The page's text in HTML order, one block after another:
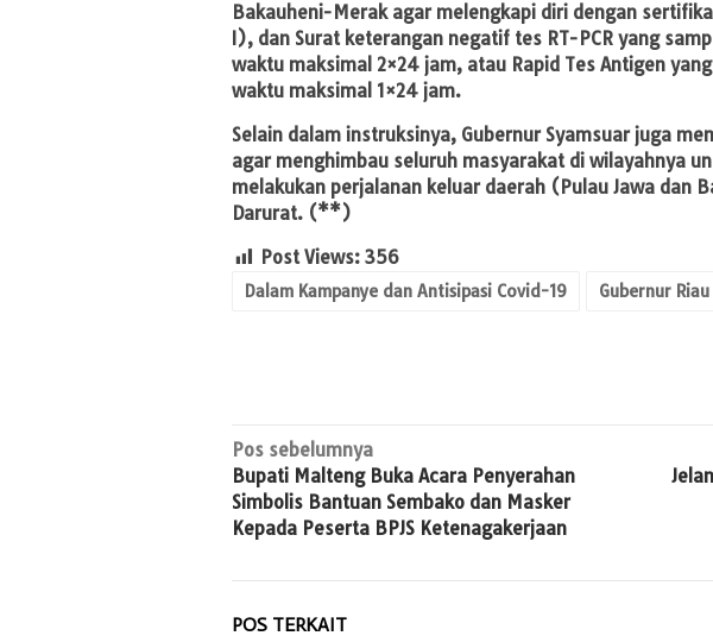
Bakauheni-Merak agar melengkapi diri dengan
I), dan Surat keterangan negatif tes RT-PCR yang
waktu maksimal 2×24 jam, atau Rapid Tes Antigen
waktu maksimal 1×24 jam.
Selain dalam instruksinya, Gubernur Syamsuar juga
agar menghimbau seluruh masyarakat di wilayahnya
melakukan perjalanan keluar daerah (Pulau Jawa dan
Darurat. (**)
Post Views: 356
Dalam Kampanye dan Antisipasi Covid-19 Gubernur Riau
Navigasi
pos
Pos sebelumnya
Bupati Malteng Buka Acara Penyerahan
Simbolis Bantuan Sembako dan Masker
Kepada Peserta BPJS Ketenagakerjaan
POS TERKAIT